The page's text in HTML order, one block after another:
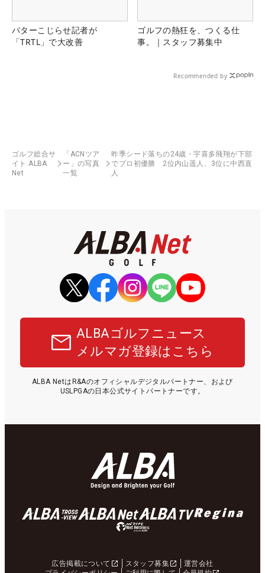
パターこじらせ記者が
「TRTL」で大改善
ゴルフの熱狂を、つくる仕
事。｜スタッフ募集中
Recommended by
ゴルフ総合サ
イト ALBA
Net
「ACNツア
ー」の写真
一覧
昨季シード落ちの24歳・宇喜多飛翔が下部
でプロ初優勝 2位内山遥人、3位に中西直
人
ALBAゴルフニュース
メルマガ登録はこちら
ALBA NetはR&Aのオフィシャルデジタルパートナー、および
USLPGAの日本公式サイトパートナーです。
広告掲載について スタッフ募集
運営会社